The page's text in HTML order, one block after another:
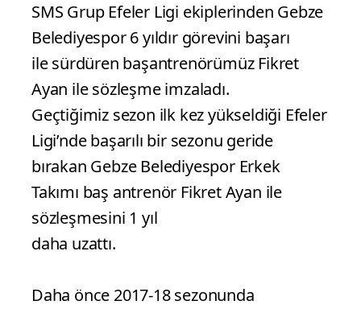
SMS Grup Efeler Ligi ekiplerinden Gebze
Belediyespor 6 yıldır görevini başarı
ile sürdüren başantrenörümüz Fikret
Ayan ile sözleşme imzaladı.
Geçtiğimiz sezon ilk kez yükseldiği Efeler
Ligi’nde başarılı bir sezonu geride
bırakan Gebze Belediyespor Erkek
Takımı baş antrenör Fikret Ayan ile
sözleşmesini 1 yıl
daha uzattı.
Daha önce 2017-18 sezonunda